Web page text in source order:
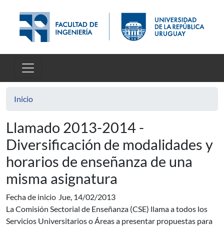
Inicio
Llamado 2013-2014 -
Diversificación de modalidades y
horarios de enseñanza de una
misma asignatura
Fecha de inicio Jue, 14/02/2013
La Comisión Sectorial de Enseñanza (CSE) llama a todos los
Servicios Universitarios o Áreas a presentar propuestas para